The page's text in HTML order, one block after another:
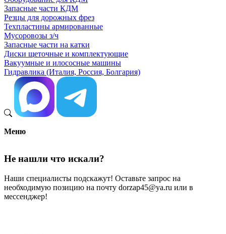
Запасные части КДМ
Резцы для дорожных фрез
Техпластины армированные
Мусоровозы з/ч
Запасные части на катки
Диски щеточные и комплектующие
Вакуумные и илососные машины
Гидравлика (Италия, Россия, Болгария)
Меню
Не нашли что искали?
Наши специалисты подскажут! Оставьте запрос на
необходимую позицию на почту dorzap45@ya.ru или в
мессенджер!